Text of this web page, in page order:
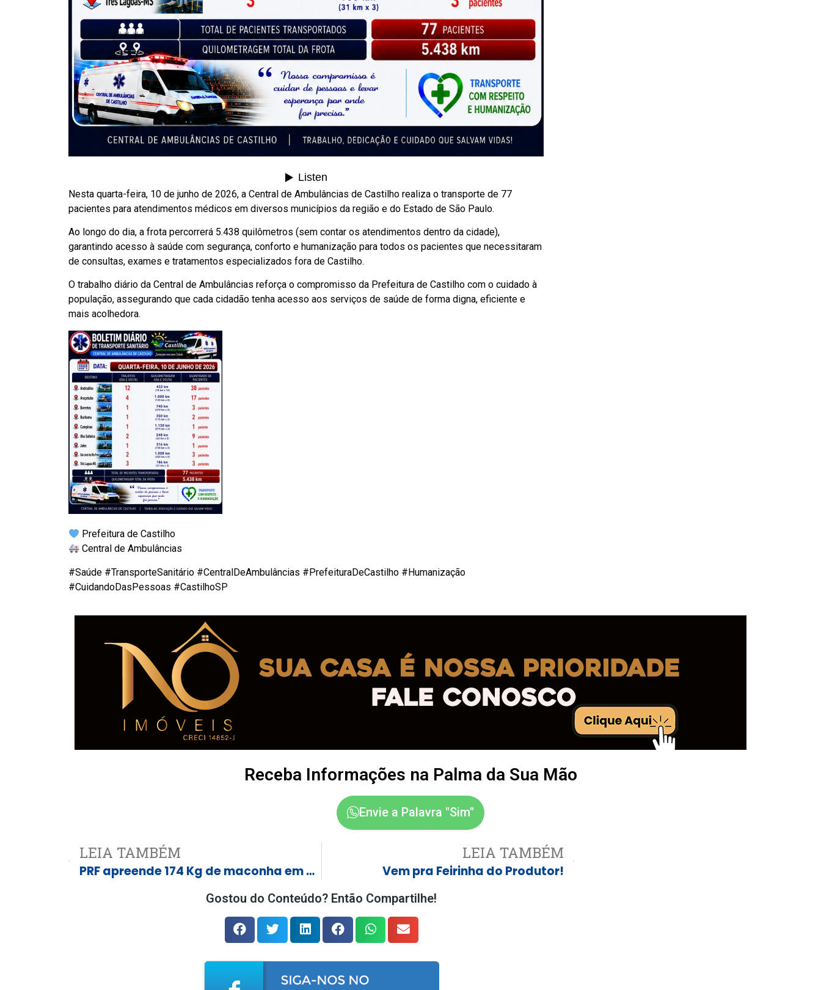
Nesta quarta-feira, 10 de junho de 2026, a Central de Ambulâncias de Castilho realiza o transporte de 77
pacientes para atendimentos médicos em diversos municípios da região e do Estado de São Paulo.
Ao longo do dia, a frota percorrerá 5.438 quilômetros (sem contar os atendimentos dentro da cidade),
garantindo acesso à saúde com segurança, conforto e humanização para todos os pacientes que necessitaram
de consultas, exames e tratamentos especializados fora de Castilho.
O trabalho diário da Central de Ambulâncias reforça o compromisso da Prefeitura de Castilho com o cuidado à
população, assegurando que cada cidadão tenha acesso aos serviços de saúde de forma digna, eficiente e
mais acolhedora.
Prefeitura de Castilho
Central de Ambulâncias
#Saúde #TransporteSanitário #CentralDeAmbulâncias #PrefeituraDeCastilho #Humanização
#CuidandoDasPessoas #CastilhoSP
Receba Informações na Palma da Sua Mão
Envie a Palavra "Sim"
LEIA TAMBÉM
PRF apreende 174 Kg de maconha em Três Lagoas (MS)
LEIA TAMBÉM
Vem pra Feirinha do Produtor!
Gostou do Conteúdo? Então Compartilhe!